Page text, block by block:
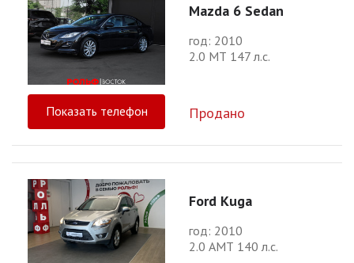
Mazda 6 Sedan
год: 2010
2.0 МТ 147 л.с.
Показать телефон Продано
Ford Kuga
год: 2010
2.0 АМТ 140 л.с.